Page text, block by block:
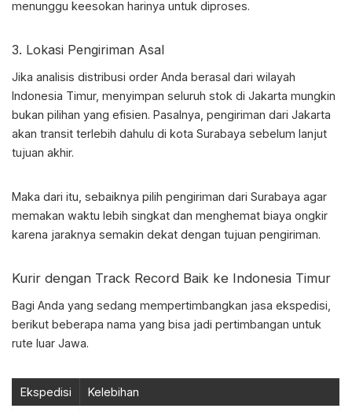
menunggu keesokan harinya untuk diproses.
3. Lokasi Pengiriman Asal
Jika analisis distribusi order Anda berasal dari wilayah
Indonesia Timur, menyimpan seluruh stok di Jakarta mungkin
bukan pilihan yang efisien. Pasalnya, pengiriman dari Jakarta
akan transit terlebih dahulu di kota Surabaya sebelum lanjut
tujuan akhir.
Maka dari itu, sebaiknya pilih pengiriman dari Surabaya agar
memakan waktu lebih singkat dan menghemat biaya ongkir
karena jaraknya semakin dekat dengan tujuan pengiriman.
Kurir dengan Track Record Baik ke Indonesia Timur
Bagi Anda yang sedang mempertimbangkan jasa ekspedisi,
berikut beberapa nama yang bisa jadi pertimbangan untuk
rute luar Jawa.
Ekspedisi Kelebihan